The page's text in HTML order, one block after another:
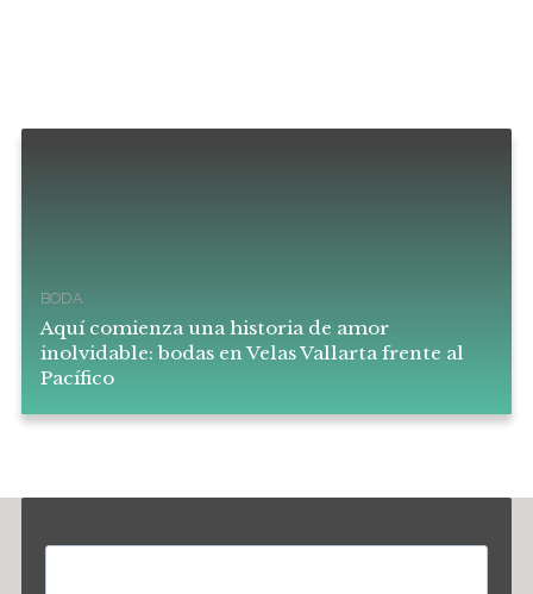
BODA
Aquí comienza una historia de amor
inolvidable: bodas en Velas Vallarta frente al
Pacífico